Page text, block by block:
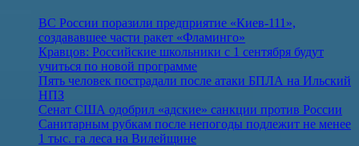
ВС России поразили предприятие «Киев-111»,
создававшее части ракет «Фламинго»
Кравцов: Российские школьники с 1 сентября будут
учиться по новой программе
Пять человек пострадали после атаки БПЛА на Ильский
НПЗ
Сенат США одобрил «адские» санкции против России
Санитарным рубкам после непогоды подлежит не менее
1 тыс. га леса на Вилейщине